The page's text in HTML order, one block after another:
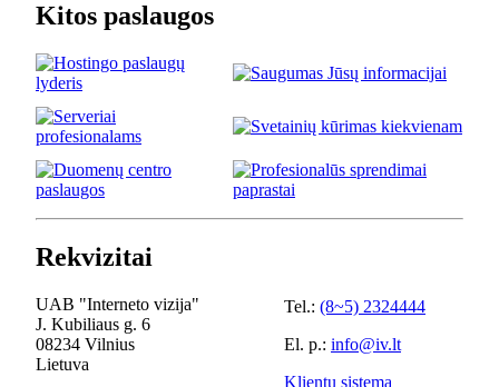
Kitos paslaugos
Rekvizitai
UAB "Interneto vizija"
J. Kubiliaus g. 6
08234 Vilnius
Lietuva
Tel.: (8~5) 2324444
El. p.: info@iv.lt
Klientų sistema